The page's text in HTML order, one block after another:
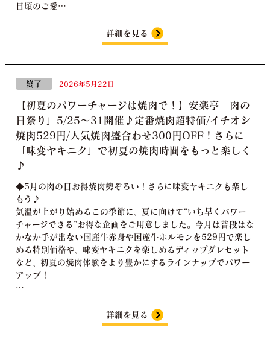
日頃のご愛…
詳細を見る
終了 2026年5月22日
【初夏のパワーチャージは焼肉で！】安楽亭「肉の
日祭り」5/25〜31開催♪定番焼肉超特価/イチオシ
焼肉529円/人気焼肉盛合わせ300円OFF！さらに
「味変ヤキニク」で初夏の焼肉時間をもっと楽しく
♪
◆5月の肉の日お得焼肉勢ぞろい！さらに味変ヤキニクも楽し
もう♪
気温が上がり始めるこの季節に、夏に向けて“いち早くパワー
チャージできる”お得な企画をご用意しました。今月は普段はな
かなか手が出ない国産牛赤身や国産牛ホルモンを529円で楽し
める特別価格や、味変ヤキニクを楽しめるディップダレセット
など、初夏の焼肉体験をより豊かにするラインナップでパワー
アップ！
…
詳細を見る